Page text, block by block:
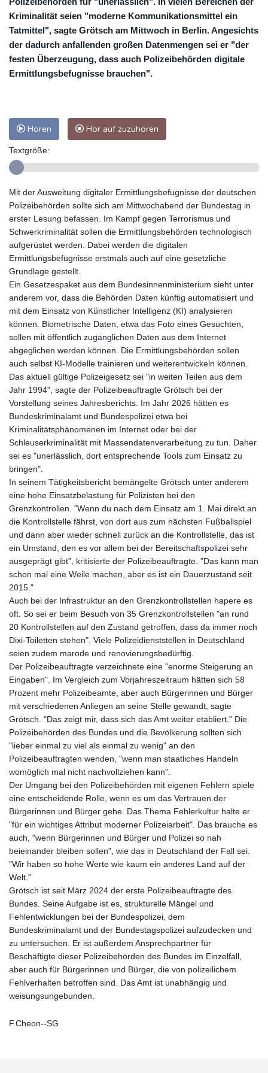
Kriminalität seien "moderne Kommunikationsmittel ein
Tatmittel", sagte Grötsch am Mittwoch in Berlin. Angesichts
der dadurch anfallenden großen Datenmengen sei er "der
festen Überzeugung, dass auch Polizeibehörden digitale
Ermittlungsbefugnisse brauchen".
Hören Hör auf zuzuhören
Textgröße:
Mit der Ausweitung digitaler Ermittlungsbefugnisse der deutschen
Polizeibehörden sollte sich am Mittwochabend der Bundestag in
erster Lesung befassen. Im Kampf gegen Terrorismus und
Schwerkriminalität sollen die Ermittlungsbehörden technologisch
aufgerüstet werden. Dabei werden die digitalen
Ermittlungsbefugnisse erstmals auch auf eine gesetzliche
Grundlage gestellt.
Ein Gesetzespaket aus dem Bundesinnenministerium sieht unter
anderem vor, dass die Behörden Daten künftig automatisiert und
mit dem Einsatz von Künstlicher Intelligenz (KI) analysieren
können. Biometrische Daten, etwa das Foto eines Gesuchten,
sollen mit öffentlich zugänglichen Daten aus dem Internet
abgeglichen werden können. Die Ermittlungsbehörden sollen
auch selbst KI-Modelle trainieren und weiterentwickeln können.
Das aktuell gültige Polizeigesetz sei "in weiten Teilen aus dem
Jahr 1994", sagte der Polizeibeauftragte Grötsch bei der
Vorstellung seines Jahresberichts. Im Jahr 2026 hätten es
Bundeskriminalamt und Bundespolizei etwa bei
Kriminalitätsphänomenen im Internet oder bei der
Schleuserkriminalität mit Massendatenverarbeitung zu tun. Daher
sei es "unerlässlich, dort entsprechende Tools zum Einsatz zu
bringen".
In seinem Tätigkeitsbericht bemängelte Grötsch unter anderem
eine hohe Einsatzbelastung für Polizisten bei den
Grenzkontrollen. "Wenn du nach dem Einsatz am 1. Mai direkt an
die Kontrollstelle fährst, von dort aus zum nächsten Fußballspiel
und dann aber wieder schnell zurück an die Kontrollstelle, das ist
ein Umstand, den es vor allem bei der Bereitschaftspolizei sehr
ausgeprägt gibt", kritisierte der Polizeibeauftragte. "Das kann man
schon mal eine Weile machen, aber es ist ein Dauerzustand seit
2015."
Auch bei der Infrastruktur an den Grenzkontrollstellen hapere es
oft. So sei er beim Besuch von 35 Grenzkontrollstellen "an rund
20 Kontrollstellen auf den Zustand getroffen, dass da immer noch
Dixi-Toiletten stehen". Viele Polizeidienststellen in Deutschland
seien zudem marode und renovierungsbedürftig.
Der Polizeibeauftragte verzeichnete eine "enorme Steigerung an
Eingaben". Im Vergleich zum Vorjahreszeitraum hätten sich 58
Prozent mehr Polizeibeamte, aber auch Bürgerinnen und Bürger
mit verschiedenen Anliegen an seine Stelle gewandt, sagte
Grötsch. "Das zeigt mir, dass sich das Amt weiter etabliert." Die
Polizeibehörden des Bundes und die Bevölkerung sollten sich
"lieber einmal zu viel als einmal zu wenig" an den
Polizeibeauftragten wenden, "wenn man staatliches Handeln
womöglich mal nicht nachvollziehen kann".
Der Umgang bei den Polizeibehörden mit eigenen Fehlern spiele
eine entscheidende Rolle, wenn es um das Vertrauen der
Bürgerinnen und Bürger gehe. Das Thema Fehlerkultur halte er
"für ein wichtiges Attribut moderner Polizeiarbeit". Das brauche es
auch, "wenn Bürgerinnen und Bürger und Polizei so nah
beieinander bleiben sollen", wie das in Deutschland der Fall sei.
"Wir haben so hohe Werte wie kaum ein anderes Land auf der
Welt."
Grötsch ist seit März 2024 der erste Polizeibeauftragte des
Bundes. Seine Aufgabe ist es, strukturelle Mängel und
Fehlentwicklungen bei der Bundespolizei, dem
Bundeskriminalamt und der Bundestagspolizei aufzudecken und
zu untersuchen. Er ist außerdem Ansprechpartner für
Beschäftigte dieser Polizeibehörden des Bundes im Einzelfall,
aber auch für Bürgerinnen und Bürger, die von polizeilichem
Fehlverhalten betroffen sind. Das Amt ist unabhängig und
weisungsungebunden.
F.Cheon--SG